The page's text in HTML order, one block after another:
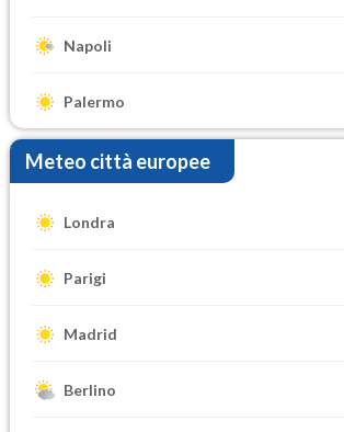
Napoli
Palermo
Meteo città europee
Londra
Parigi
Madrid
Berlino